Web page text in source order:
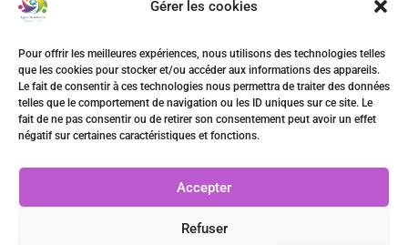
Gérer les cookies
Pour offrir les meilleures expériences, nous utilisons des technologies telles
que les cookies pour stocker et/ou accéder aux informations des appareils.
Le fait de consentir à ces technologies nous permettra de traiter des données
telles que le comportement de navigation ou les ID uniques sur ce site. Le
fait de ne pas consentir ou de retirer son consentement peut avoir un effet
négatif sur certaines caractéristiques et fonctions.
Accepter
Refuser
Faire un don